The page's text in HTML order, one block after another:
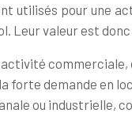
utilisés pour une
Leur valeur est
activité
forte demande en
ou